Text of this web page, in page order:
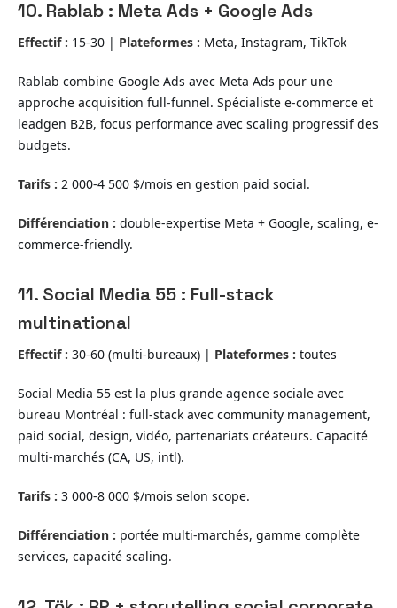
10. Rablab : Meta Ads + Google Ads
Effectif : 15-30 | Plateformes : Meta, Instagram, TikTok
Rablab combine Google Ads avec Meta Ads pour une
approche acquisition full-funnel. Spécialiste e-commerce et
leadgen B2B, focus performance avec scaling progressif des
budgets.
Tarifs : 2 000-4 500 $/mois en gestion paid social.
Différenciation : double-expertise Meta + Google, scaling, e-
commerce-friendly.
11. Social Media 55 : Full-stack
multinational
Effectif : 30-60 (multi-bureaux) | Plateformes : toutes
Social Media 55 est la plus grande agence sociale avec
bureau Montréal : full-stack avec community management,
paid social, design, vidéo, partenariats créateurs. Capacité
multi-marchés (CA, US, intl).
Tarifs : 3 000-8 000 $/mois selon scope.
Différenciation : portée multi-marchés, gamme complète
services, capacité scaling.